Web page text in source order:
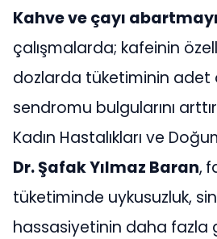
Kahve ve çayı
çalışmalarda; kafeinin
dozlarda tüketiminin adet
sendromu bulgularını
Kadın Hastalıkları ve
Dr. Şafak Yılmaz Baran,
tüketiminde uykusuzluk,
hassasiyetinin daha fazla